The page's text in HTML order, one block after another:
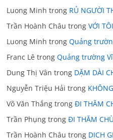
Luong Minh trong RỦ NGƯỜI
Trần Hoành Châu trongVỚI
Luong Minh trongQuảng
Franc Lê trongQuảng trường
Dung Thị Vân trong DẶM DÀI
Nguyễn Triệu Hải trong
Võ Văn Thắng trongĐI THĂM
Trần Phụng trongĐI THĂM
Trần Hoành Châu trong DICH